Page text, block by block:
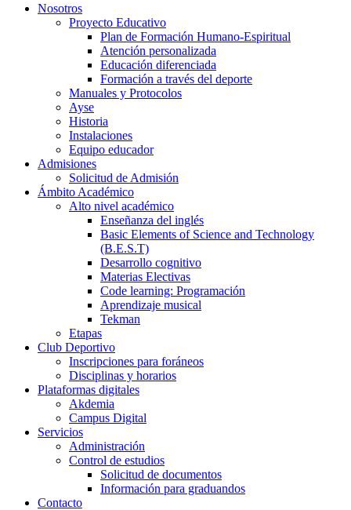
Nosotros
Proyecto Educativo
Plan de Formación Humano-Espiritual
Atención personalizada
Educación diferenciada
Formación a través del deporte
Manuales y Protocolos
Ayse
Historia
Instalaciones
Equipo educador
Admisiones
Solicitud de Admisión
Ámbito Académico
Alto nivel académico
Enseñanza del inglés
Basic Elements of Science and Technology
(B.E.S.T)
Desarrollo cognitivo
Materias Electivas
Code learning: Programación
Aprendizaje musical
Tekman
Etapas
Club Deportivo
Inscripciones para foráneos
Disciplinas y horarios
Plataformas digitales
Akdemia
Campus Digital
Servicios
Administración
Control de estudios
Solicitud de documentos
Información para graduandos
Contacto